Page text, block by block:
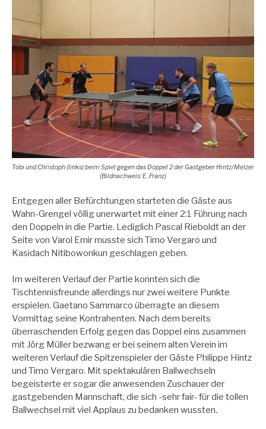
Tobi und Christoph (links) beim Spiel gegen das Doppel 2 der Gastgeber Hintz/Melzer
(Bildnachweis: E. Franz)
Entgegen aller Befürchtungen starteten die Gäste aus
Wahn-Grengel völlig unerwartet mit einer 2:1 Führung nach
den Doppeln in die Partie. Lediglich Pascal Rieboldt an der
Seite von Varol Emir musste sich Timo Vergaro und
Kasidach Nitibowonkun geschlagen geben.
Im weiteren Verlauf der Partie konnten sich die
Tischtennisfreunde allerdings nur zwei weitere Punkte
erspielen. Gaetano Sammarco überragte an diesem
Vormittag seine Kontrahenten. Nach dem bereits
überraschenden Erfolg gegen das Doppel eins zusammen
mit Jörg Müller bezwang er bei seinem alten Verein im
weiteren Verlauf die Spitzenspieler der Gäste Philippe Hintz
und Timo Vergaro. Mit spektakulären Ballwechseln
begeisterte er sogar die anwesenden Zuschauer der
gastgebenden Mannschaft, die sich -sehr fair- für die tollen
Ballwechsel mit viel Applaus zu bedanken wussten.